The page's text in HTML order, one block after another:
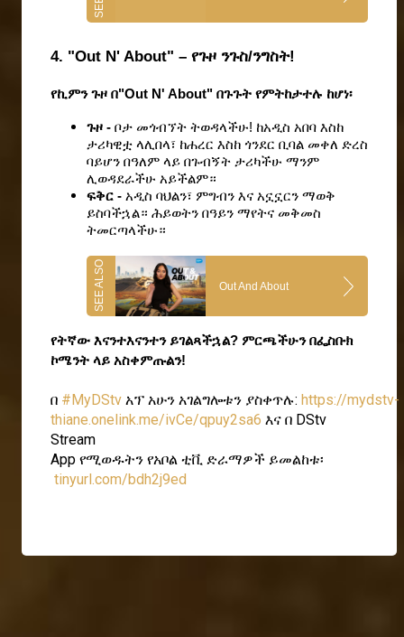
4. "Out N' About" – የጉዞ ንጉስ/ንግስት!
የኪምን ጉዞ በ"Out N' About" በጉጉት የምትከታተሉ ከሆነ፡
ጉዞ - ቦታ መጎብኘት ትወዳላችሁ! ከአዲስ አበባ እስከ
ታሪካዊቷ ላሊበላ፣ ከሐረር እስከ ጎንደር ቢባል መቀለ ድረስ
ባይሆን በዓለም ላይ በጉብኝት ታሪካችሁ ማንም
ሊወዳደራችሁ አይችልም።
ፍቅር - አዲስ ባህልን፣ ምግብን እና አኗኗርን ማወቅ
ይስባችኋል። ሕይወትን በዓይን ማየትና መቅመስ
ትመርጣላችሁ።
Out And About
የትኛው እናንተእናንተን ይገልጻችኋል? ምርጫችሁን በፌስቡክ
ኮሜንት ላይ አስቀምጡልን!
በ #MyDStv አፕ አሁን አገልግሎቱን ያስቀጥሉ: https://mydstv-
thiane.onelink.me/ivCe/qpuy2sa6 እና በ DStv
Stream
App የሚወዱትን የአቦል ቲቪ ድራማዎች ይመልከቱ፡
tinyurl.com/bdh2j9ed